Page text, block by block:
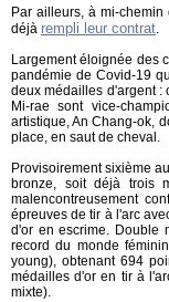
Par ailleurs, à mi-
déjà rempli leur contrat.
Largement éloignée des
pandémie de Covid-19
deux médailles d'argent :
Mi-rae sont vice-
artistique, An Chang-ok,
place, en saut de cheval.
Provisoirement sixième
bronze, soit déjà trois
malencontreusement
épreuves de tir à l'arc
d'or en escrime. Double
record du monde
young), obtenant 694
médailles d'or en tir à
mixte).